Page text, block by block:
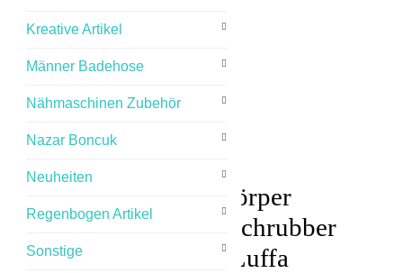
Kreative Artikel
Männer Badehose
Nähmaschinen Zubehör
Nazar Boncuk
Neuheiten
Regenbogen Artikel
Sonstige
Rückenschwamm Körper
Schwamm Rücken Schrubber
Bürste Bad Dusche Luffa